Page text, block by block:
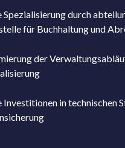
Spezialisierung durch
für Buchhaltung und
der
Investitionen in technischen